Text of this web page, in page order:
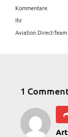
Kommentare.
Ihr
Aviation.Direct-Team
1